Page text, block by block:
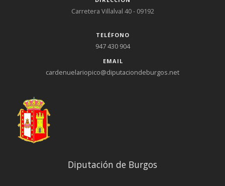
Carretera Villalval 40 - 09192
TELÉFONO
947 430 904
EMAIL
cardenuelariopico@diputaciondeburgos.net
Diputación de Burgos